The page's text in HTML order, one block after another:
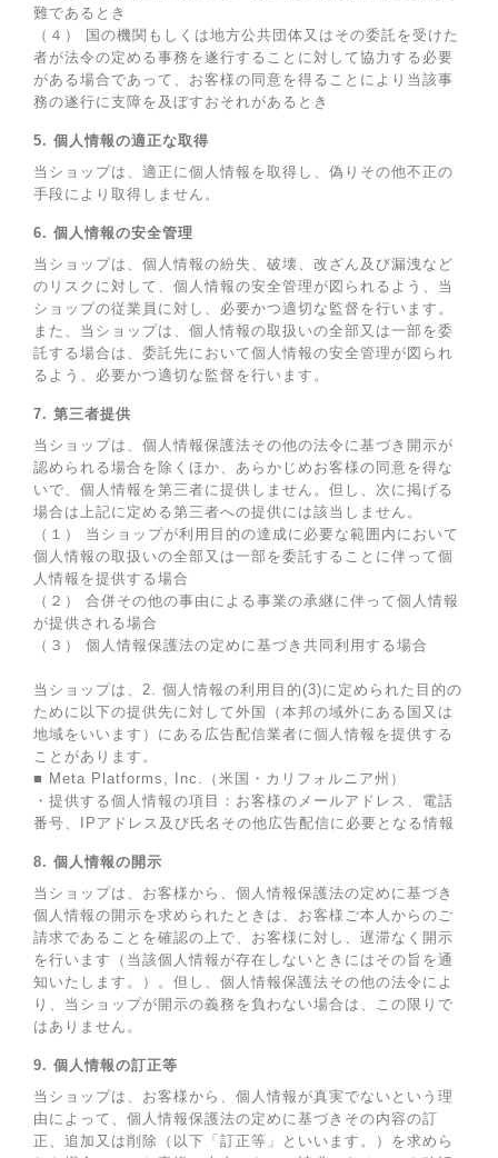
難であるとき
（４） 国の機関もしくは地方公共団体又はその委託を受けた
者が法令の定める事務を遂行することに対して協力する必要
がある場合であって、お客様の同意を得ることにより当該事
務の遂行に支障を及ぼすおそれがあるとき
5. 個人情報の適正な取得
当ショップは、適正に個人情報を取得し、偽りその他不正の
手段により取得しません。
6. 個人情報の安全管理
当ショップは、個人情報の紛失、破壊、改ざん及び漏洩など
のリスクに対して、個人情報の安全管理が図られるよう、当
ショップの従業員に対し、必要かつ適切な監督を行います。
また、当ショップは、個人情報の取扱いの全部又は一部を委
託する場合は、委託先において個人情報の安全管理が図られ
るよう、必要かつ適切な監督を行います。
7. 第三者提供
当ショップは、個人情報保護法その他の法令に基づき開示が
認められる場合を除くほか、あらかじめお客様の同意を得な
いで、個人情報を第三者に提供しません。但し、次に掲げる
場合は上記に定める第三者への提供には該当しません。
（１） 当ショップが利用目的の達成に必要な範囲内において
個人情報の取扱いの全部又は一部を委託することに伴って個
人情報を提供する場合
（２） 合併その他の事由による事業の承継に伴って個人情報
が提供される場合
（３） 個人情報保護法の定めに基づき共同利用する場合
当ショップは、2. 個人情報の利用目的(3)に定められた目的の
ために以下の提供先に対して外国（本邦の域外にある国又は
地域をいいます）にある広告配信業者に個人情報を提供する
ことがあります。
■ Meta Platforms, Inc.（米国・カリフォルニア州）
・提供する個人情報の項目：お客様のメールアドレス、電話
番号、IPアドレス及び氏名その他広告配信に必要となる情報
8. 個人情報の開示
当ショップは、お客様から、個人情報保護法の定めに基づき
個人情報の開示を求められたときは、お客様ご本人からのご
請求であることを確認の上で、お客様に対し、遅滞なく開示
を行います（当該個人情報が存在しないときにはその旨を通
知いたします。）。但し、個人情報保護法その他の法令によ
り、当ショップが開示の義務を負わない場合は、この限りで
はありません。
9. 個人情報の訂正等
当ショップは、お客様から、個人情報が真実でないという理
由によって、個人情報保護法の定めに基づきその内容の訂
正、追加又は削除（以下「訂正等」といいます。）を求めら